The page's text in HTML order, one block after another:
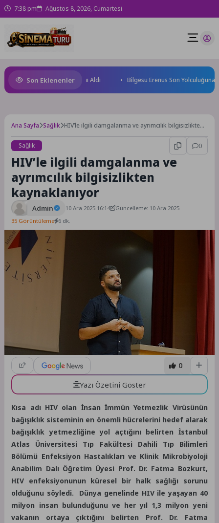
7:38 pm Ağustos 8, 2026, Cumartesi
Son Eklenenler
Sertifikalarını Aldı Bilgesu Erenus Son Yolculuğuna
Ana Sayfa Sağlık HIV’le ilgili damgalanma ve ayrımcılık bilgisizlikten
Sağlık
0
HIV’le ilgili damgalanma ve
ayrımcılık bilgisizlikten
kaynaklanıyor
Admin 10 Ara 2025 16:14
Güncelleme: 10 Ara 2025
35 Görüntüleme 6 dk.
0
Yazı Özetini Göster
Kısa adı HIV olan İnsan İmmün Yetmezlik Virüsünün
bağışıklık sisteminin en önemli hücrelerini hedef alarak
bağışıklık yetmezliğine yol açtığını belirten İstanbul
Atlas Üniversitesi Tıp Fakültesi Dahili Tıp Bilimleri
Bölümü Enfeksiyon Hastalıkları ve Klinik Mikrobiyoloji
Anabilim Dalı Öğretim Üyesi Prof. Dr. Fatma Bozkurt,
HIV enfeksiyonunun küresel bir halk sağlığı sorunu
olduğunu söyledi. Dünya genelinde HIV ile yaşayan 40
milyon insan bulunduğunu ve her yıl 1,3 milyon yeni
vakanın ortaya çıktığını belirten Prof. Dr. Fatma